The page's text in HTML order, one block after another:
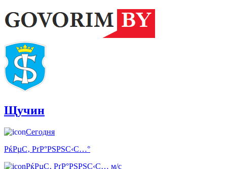
Щучин
Сегодня
РќРµС‚ РґР°РЅРЅС‹С…°
РќРµС‚ РґР°РЅРЅС‹С… м/с